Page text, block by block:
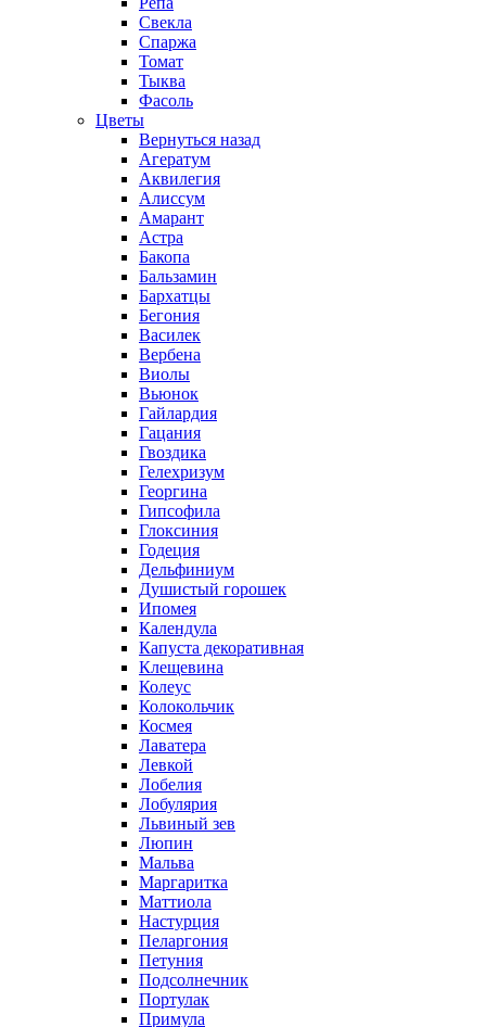
Свекла
Спаржа
Томат
Тыква
Фасоль
Цветы
Вернуться назад
Агератум
Аквилегия
Алиссум
Амарант
Астра
Бакопа
Бальзамин
Бархатцы
Бегония
Василек
Вербена
Виолы
Вьюнок
Гайлардия
Гацания
Гвоздика
Гелехризум
Георгина
Гипсофила
Глоксиния
Годеция
Дельфиниум
Душистый горошек
Ипомея
Календула
Капуста декоративная
Клещевина
Колеус
Колокольчик
Космея
Лаватера
Левкой
Лобелия
Лобулярия
Львиный зев
Люпин
Мальва
Маргаритка
Маттиола
Настурция
Пеларгония
Петуния
Подсолнечник
Портулак
Примула